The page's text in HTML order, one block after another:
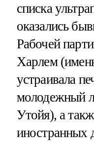
списка
оказались
Рабочей
Харлем
устраивала
молодежный
Утойя), а
иностранных